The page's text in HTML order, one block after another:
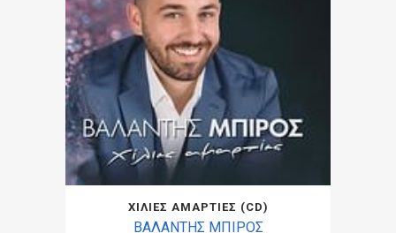
ΧΙΛΙΕΣ ΑΜΑΡΤΙΕΣ (CD)
ΒΑΛΑΝΤΗΣ ΜΠΙΡΟΣ